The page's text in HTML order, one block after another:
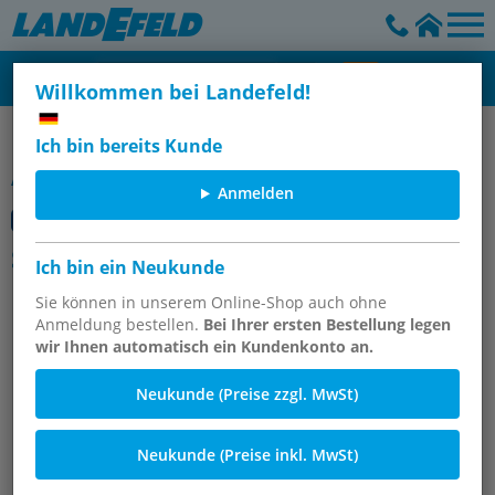
Willkommen bei Landefeld!
Ich bin bereits Kunde
Anmelden
Ich bin ein Neukunde
Sie können in unserem Online-Shop auch ohne
Anmeldung bestellen. Bei Ihrer ersten Bestellung legen
wir Ihnen automatisch ein Kundenkonto an.
Neukunde (Preise zzgl. MwSt)
Neukunde (Preise inkl. MwSt)
Hämmer
Artikelgruppe
Schlosserhämmer, DIN 1041